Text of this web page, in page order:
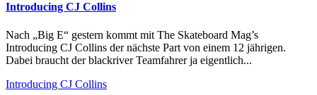
Introducing CJ Collins
Nach „Big E“ gestern kommt mit The Skateboard Mag’s
Introducing CJ Collins der nächste Part von einem 12 jährigen.
Dabei braucht der blackriver Teamfahrer ja eigentlich...
Introducing CJ Collins